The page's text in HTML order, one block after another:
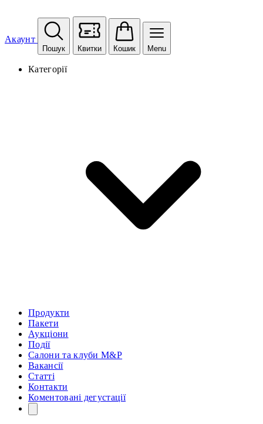
Акаунт
Пошук Квитки Кошик Menu
Категорії
Продукти
Пакети
Аукціони
Події
Салони та клуби M&P
Вакансії
Статті
Контакти
Коментовані дегустації